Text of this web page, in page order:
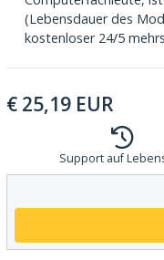
(Lebensdauer des
kostenloser 24/5
€ 25,19 EUR
Support auf